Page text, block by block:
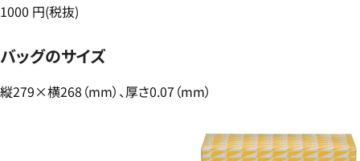
1000 円(税抜)
バッグのサイズ
縦279×横268（mm）、厚さ0.07（mm）